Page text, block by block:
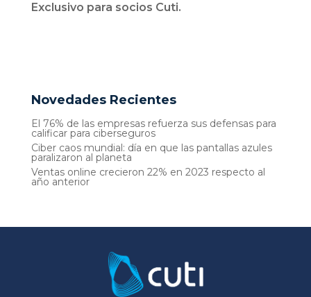
Exclusivo para socios Cuti.
Novedades Recientes
El 76% de las empresas refuerza sus defensas para
calificar para ciberseguros
Ciber caos mundial: día en que las pantallas azules
paralizaron al planeta
Ventas online crecieron 22% en 2023 respecto al
año anterior